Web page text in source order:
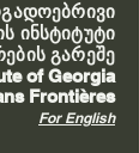
ინსტიტუტი
გარეშე
of Georgia
Frontières
For English